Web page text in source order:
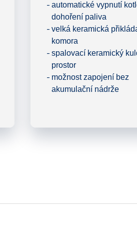
automatické vypnutí
dohoření paliva
velká keramická
komora
spalovací keramický
prostor
možnost zapojení bez
akumulační nádrže